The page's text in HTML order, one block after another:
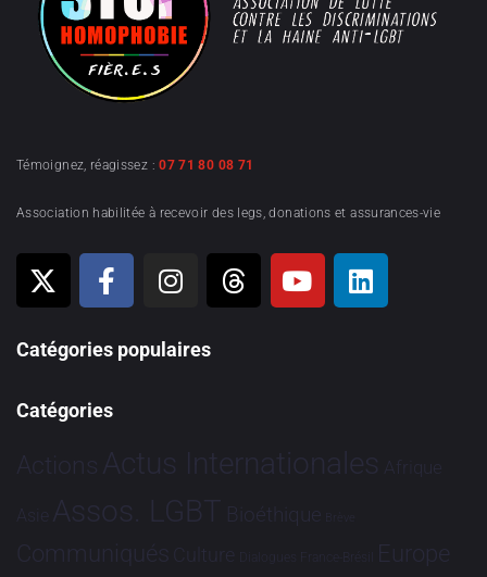
Témoignez, réagissez :07 71 80 08 71
Association habilitée à recevoir des legs, donations et assurances-vie
Catégories populaires
Catégories
Actions Actus Internationales Afrique
Asie Assos. LGBT Bioéthique Brève
Communiqués Culture Dialogues France-Brésil Europe